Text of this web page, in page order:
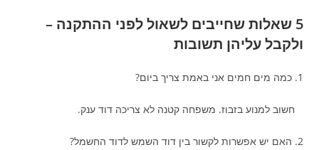
5 שאלות שחייבים לשאול לפני ההתקנה –
ולקבל עליהן תשובות
1. כמה מים חמים אני באמת צריך ביום?
חשוב למנוע בזבוז. משפחה קטנה לא צריכה דוד ענק.
2. האם יש אפשרות לקשור בין דוד השמש לדוד החשמל?